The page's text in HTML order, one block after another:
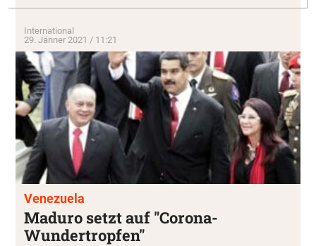
International
29. Jänner 2021 / 11:21
Venezuela
Maduro setzt auf "Corona-
Wundertropfen"